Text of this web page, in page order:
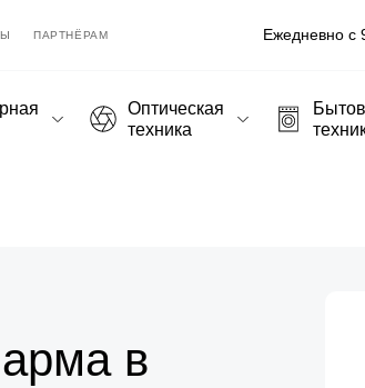
ПАРТНЁРАМ Ежедневно с
Оптическая
техника
в